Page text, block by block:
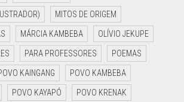
MITOS DE ORIGEM
MÁRCIA KAMBEBA OLÍVIO JEKUPE
PARA PROFESSORES POEMAS
KAINGANG POVO KAMBEBA
POVO KAYAPÓ POVO KRENAK